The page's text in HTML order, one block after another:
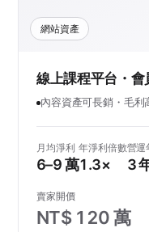
網站資產
線上課程平台・會
內容資產可長銷・毛利
月均淨利
6–9 萬
年淨利倍數
1.3×
營運
3
賣家開價
NT$ 120 萬